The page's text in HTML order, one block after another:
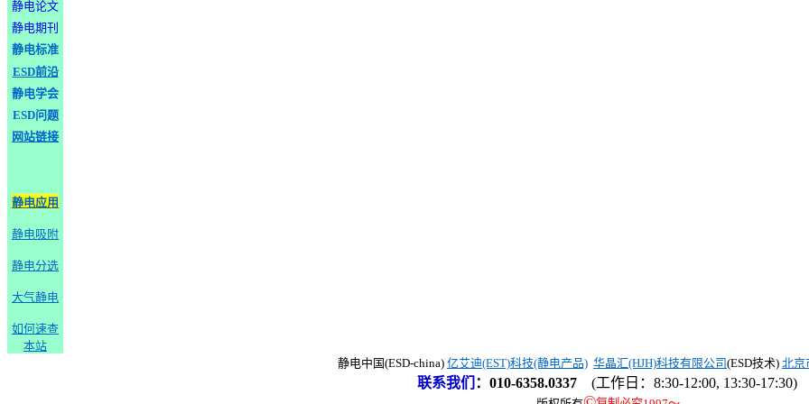
静电论文
静电期刊
静电标准
ESD前沿
静电学会
ESD问题
网站链接
静电应用
静电吸附
静电分选
大气静电
如何速查
本站
静电中国(ESD-china) 亿艾迪(EST)科技(静电产品) 华晶汇(HJH)科技有限公司(ESD技术) 北京
联系我们 ： 010-6358.0337 (工作日：8:30-12:00, 13:30-17:30)